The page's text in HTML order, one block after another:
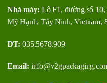
Nhà máy: Lô F1, đường số
Mỹ Hạnh, Tây Ninh, Vietnam,
ĐT: 035.5678.909
Email: